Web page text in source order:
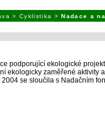
>Cyklistika >Nadace a
podporující ekologické
ekologicky zaměřené aktivity
se sloučila s Nadačním